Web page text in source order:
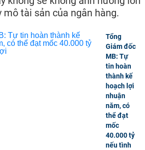
mô tài sản của ngân hàng.
Tổng
Giám đốc
MB: Tự
tin hoàn
thành kế
hoạch lợi
nhuận
năm, có
thể đạt
mốc
40.000 tỷ
nếu tình